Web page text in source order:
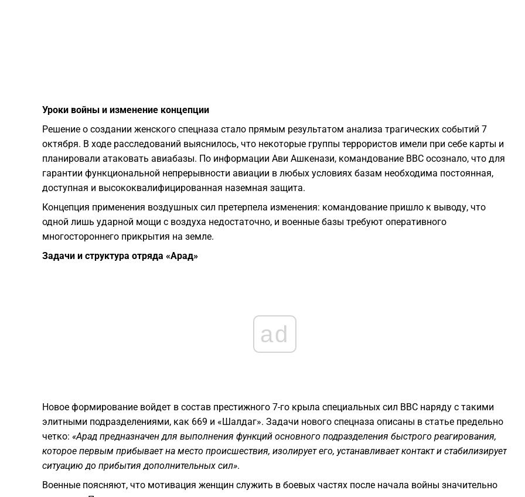
Уроки войны и изменение концепции
​Решение о создании женского спецназа стало прямым результатом анализа трагических событий 7
октября. В ходе расследований выяснилось, что некоторые группы террористов имели при себе карты и
планировали атаковать авиабазы. По информации Ави Ашкенази, командование ВВС осознало, что для
гарантии функциональной непрерывности авиации в любых условиях базам необходима постоянная,
доступная и высококвалифицированная наземная защита.
​Концепция применения воздушных сил претерпела изменения: командование пришло к выводу, что
одной лишь ударной мощи с воздуха недостаточно, и военные базы требуют оперативного
многостороннего прикрытия на земле.
Задачи и структура отряда «Арад»
ad
​Новое формирование войдет в состав престижного 7-го крыла специальных сил ВВС наряду с такими
элитными подразделениями, как 669 и «Шалдаг». Задачи нового спецназа описаны в статье предельно
четко: «Арад предназначен для выполнения функций основного подразделения быстрого реагирования,
которое первым прибывает на место происшествия, изолирует его, устанавливает контакт и стабилизирует
ситуацию до прибытия дополнительных сил».
​Военные поясняют, что мотивация женщин служить в боевых частях после начала войны значительно